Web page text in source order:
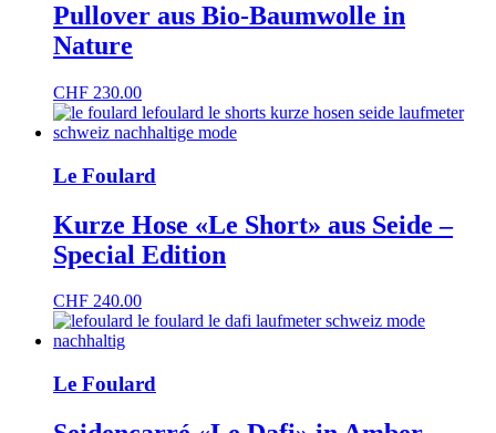
Pullover aus Bio-Baumwolle in
Nature
CHF 230.00
Le Foulard
Kurze Hose «Le Short» aus Seide –
Special Edition
CHF 240.00
Le Foulard